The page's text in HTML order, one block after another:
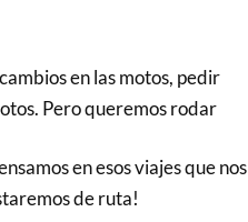
en las motos, pedir
Pero queremos rodar
en esos viajes que nos
de ruta!